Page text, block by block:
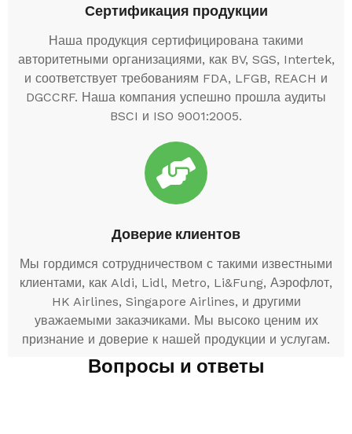
Сертификация продукции
Наша продукция сертифицирована такими
авторитетными организациями, как BV, SGS, Intertek,
и соответствует требованиям FDA, LFGB, REACH и
DGCCRF. Наша компания успешно прошла аудиты
BSCI и ISO 9001:2005.
Доверие клиентов
Мы гордимся сотрудничеством с такими известными
клиентами, как Aldi, Lidl, Metro, Li&Fung, Аэрофлот,
HK Airlines, Singapore Airlines, и другими
уважаемыми заказчиками. Мы высоко ценим их
признание и доверие к нашей продукции и услугам.
Вопросы и ответы